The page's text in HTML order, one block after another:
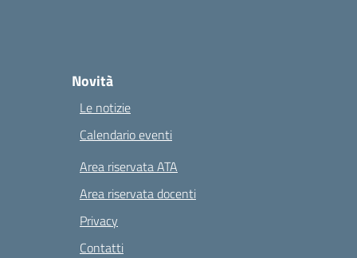
Novità
Le notizie
Calendario eventi
Area riservata ATA
Area riservata docenti
Privacy
Contatti